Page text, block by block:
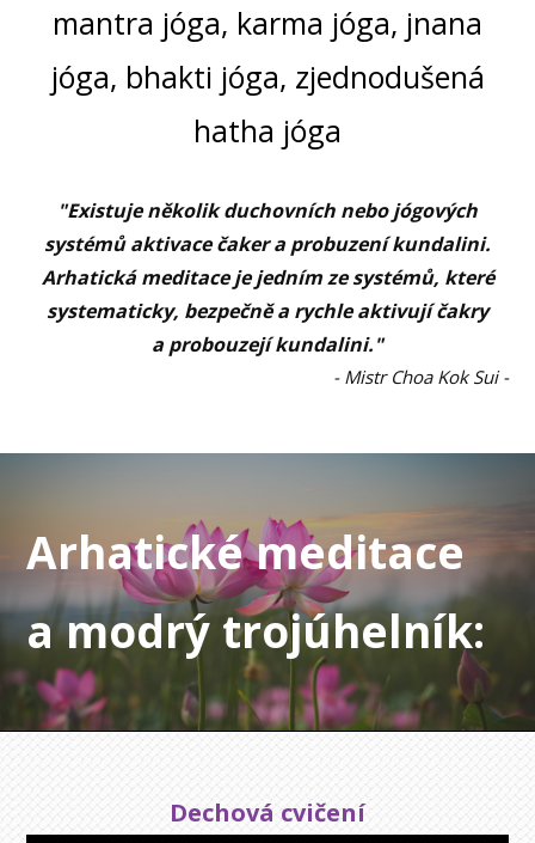
mantra jóga, karma jóga, jnana
jóga, bhakti jóga, zjednodušená
hatha jóga
"Existuje několik duchovních nebo jógových
systémů aktivace čaker a probuzení kundalini.
Arhatická meditace je jedním ze systémů, které
systematicky, bezpečně a rychle aktivují čakry
a probouzejí kundalini."
- Mistr Choa Kok Sui -
Arhatické meditace
a modrý trojúhelník:
Dechová cvičení